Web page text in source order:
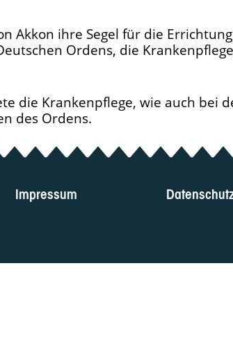
Akkon ihre Segel für die
Ordens, die
die Krankenpflege, wie auch bei
des Ordens.
Impressum